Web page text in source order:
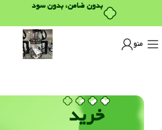
بدون ضامن، بدون سود
منو
خرید